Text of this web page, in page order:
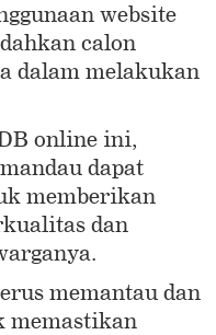
website
calon
dalam melakukan
online ini,
dapat
memberikan
dan
memantau dan
memastikan